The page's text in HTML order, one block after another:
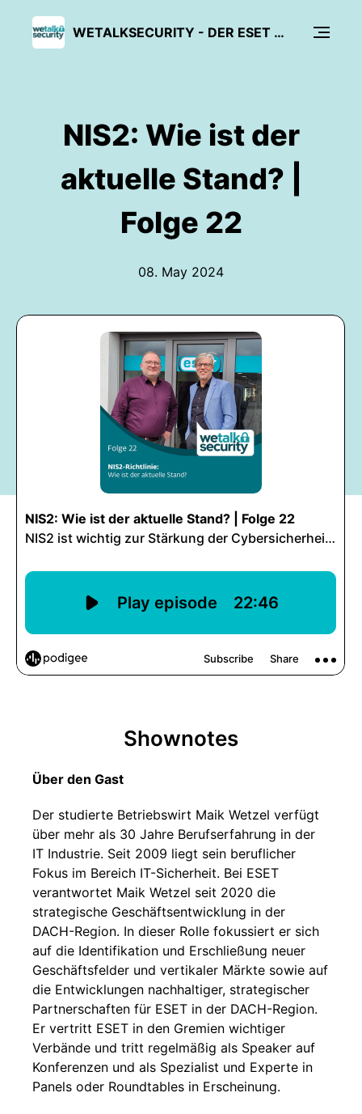
WETALKSECURITY - DER ESET PODCAST
NIS2: Wie ist der
aktuelle Stand? |
Folge 22
08. May 2024
Shownotes
Über den Gast
Der studierte Betriebswirt Maik Wetzel verfügt
über mehr als 30 Jahre Berufserfahrung in der
IT Industrie. Seit 2009 liegt sein beruflicher
Fokus im Bereich IT-Sicherheit. Bei ESET
verantwortet Maik Wetzel seit 2020 die
strategische Geschäftsentwicklung in der
DACH-Region. In dieser Rolle fokussiert er sich
auf die Identifikation und Erschließung neuer
Geschäftsfelder und vertikaler Märkte sowie auf
die Entwicklungen nachhaltiger, strategischer
Partnerschaften für ESET in der DACH-Region.
Er vertritt ESET in den Gremien wichtiger
Verbände und tritt regelmäßig als Speaker auf
Konferenzen und als Spezialist und Experte in
Panels oder Roundtables in Erscheinung.